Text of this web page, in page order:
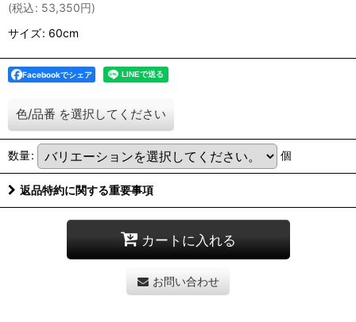
(税込: 53,350円)
サイズ: 60cm
Facebookでシェア
色/品番 を選択してください
数量: 個
返品特約に関する重要事項
カートに入れる
お問い合わせ